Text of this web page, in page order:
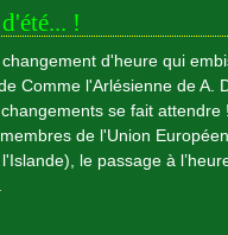
!
changement d'heure qui
Comme l'Arlésienne de A.
se fait attendre
de l'Union
le passage à